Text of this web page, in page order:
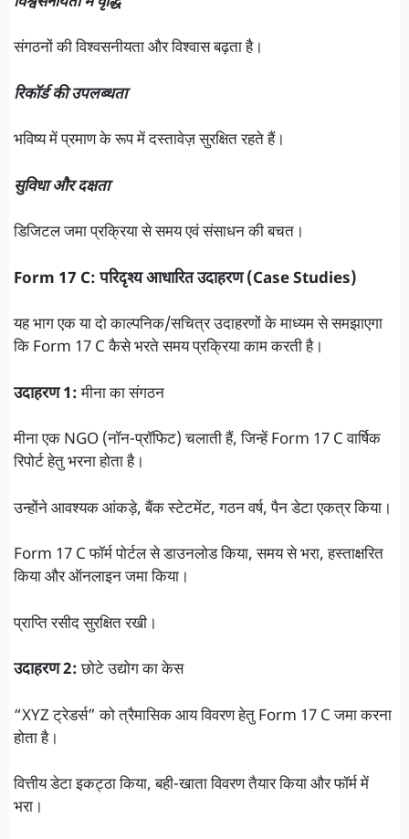
संगठनों की विश्वसनीयता और विश्वास बढ़ता है।
रिकॉर्ड की उपलब्धता
भविष्य में प्रमाण के रूप में दस्तावेज़ सुरक्षित रहते हैं।
सुविधा और दक्षता
डिजिटल जमा प्रक्रिया से समय एवं संसाधन की बचत।
Form 17 C: परिदृश्य आधारित उदाहरण (Case Studies)
यह भाग एक या दो काल्पनिक/सचित्र उदाहरणों के माध्यम से समझाएगा
कि Form 17 C कैसे भरते समय प्रक्रिया काम करती है।
उदाहरण 1:मीना का संगठन
मीना एक NGO (नॉन-प्रॉफिट) चलाती हैं, जिन्हें Form 17 C वार्षिक
रिपोर्ट हेतु भरना होता है।
उन्होंने आवश्यक आंकड़े, बैंक स्टेटमेंट, गठन वर्ष, पैन डेटा एकत्र किया।
Form 17 C फॉर्म पोर्टल से डाउनलोड किया, समय से भरा, हस्ताक्षरित
किया और ऑनलाइन जमा किया।
प्राप्ति रसीद सुरक्षित रखी।
उदाहरण 2:छोटे उद्योग का केस
“XYZ ट्रेडर्स” को त्रैमासिक आय विवरण हेतु Form 17 C जमा करना
होता है।
वित्तीय डेटा इकट्ठा किया, बही-खाता विवरण तैयार किया और फॉर्म में
भरा।